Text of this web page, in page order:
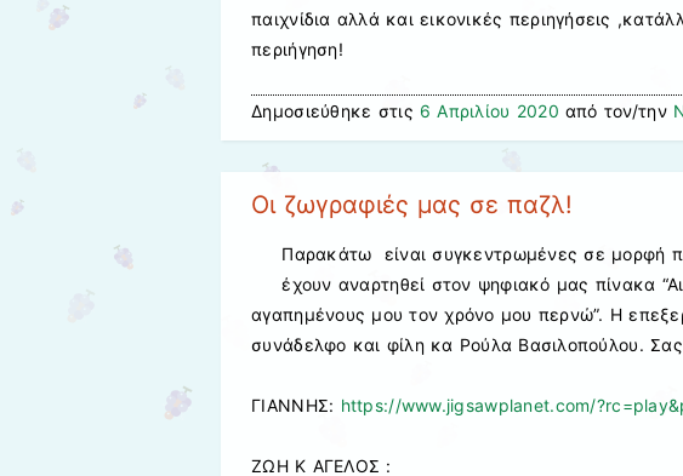
παιχνίδια αλλά και εικονικές περιηγήσεις
περιήγηση!
Δημοσιεύθηκε στις 6 Απριλίου 2020 από τον/την
Oι ζωγραφιές μας σε παζλ!
Παρακάτω είναι συγκεντρωμένες σε μορφή
έχουν αναρτηθεί στον ψηφιακό μας πίνακα
αγαπημένους μου τον χρόνο μου περνώ”. Η
συνάδελφο και φίλη κα Ρούλα Βασιλοπούλου.
ΓΙΑΝΝΗΣ: https://www.jigsawplanet.com/
ΖΩΗ Κ ΑΓΕΛΟΣ :